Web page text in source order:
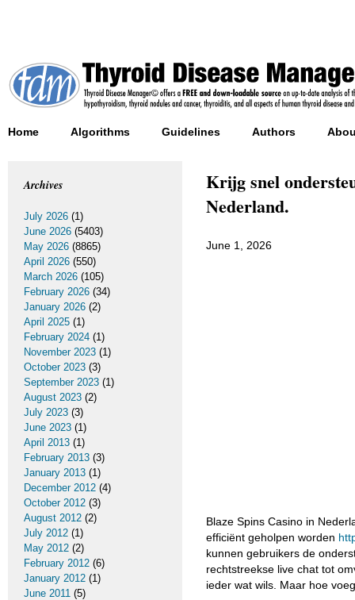
Home Algorithms Guidelines Authors
Krijg snel
Nederland.
June 1, 2026
Blaze Spins Casino in
efficiënt geholpen worden
kunnen gebruikers de
rechtstreekse live chat tot
ieder wat wils. Maar hoe
Archives
July 2026 (1)
June 2026 (5403)
May 2026 (8865)
April 2026 (550)
March 2026 (105)
February 2026 (34)
January 2026 (2)
April 2025 (1)
February 2024 (1)
November 2023 (1)
October 2023 (3)
September 2023 (1)
August 2023 (2)
July 2023 (3)
June 2023 (1)
April 2013 (1)
February 2013 (3)
January 2013 (1)
December 2012 (4)
October 2012 (3)
August 2012 (2)
July 2012 (1)
May 2012 (2)
February 2012 (6)
January 2012 (1)
June 2011 (5)